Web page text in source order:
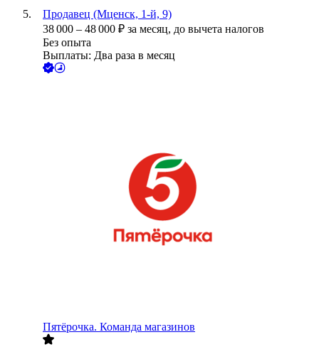
Продавец (Мценск, 1-й, 9)
38 000 – 48 000 ₽ за месяц, до вычета налогов
Без опыта
Выплаты: Два раза в месяц
Пятёрочка. Команда магазинов